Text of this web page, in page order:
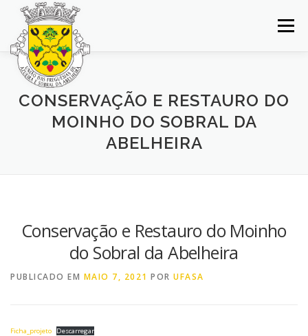
Saltar
conteúdo
Menu
INÍCIO JUNTA DE FREGUESIA
BALCÃO VIRTUAL NOTÍCIAS MAPA
CONSERVAÇÃO E RESTAURO DO
MOINHO DO SOBRAL DA
ABELHEIRA
Conservação e Restauro do Moinho
do Sobral da Abelheira
PUBLICADO EM MAIO 7, 2021 POR UFASA
Ficha_projeto Descarregar